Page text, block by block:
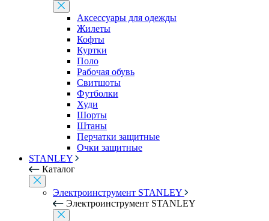
Аксессуары для одежды
Жилеты
Кофты
Куртки
Поло
Рабочая обувь
Свитшоты
Футболки
Худи
Шорты
Штаны
Перчатки защитные
Очки защитные
STANLEY
Каталог
Электроинструмент STANLEY
Электроинструмент STANLEY